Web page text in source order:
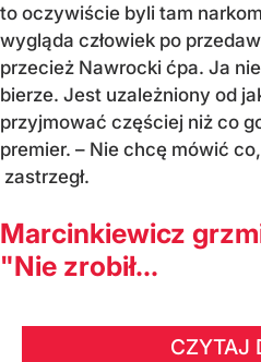
to oczywiście byli tam
wygląda człowiek po
przecież Nawrocki ćpa. Ja
bierze. Jest uzależniony od
przyjmować częściej niż co
premier. – Nie chcę mówić
zastrzegł.
Marcinkiewicz
"Nie zrobił...
CZYTAJ